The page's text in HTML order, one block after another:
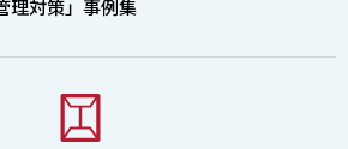
理対策」事例集